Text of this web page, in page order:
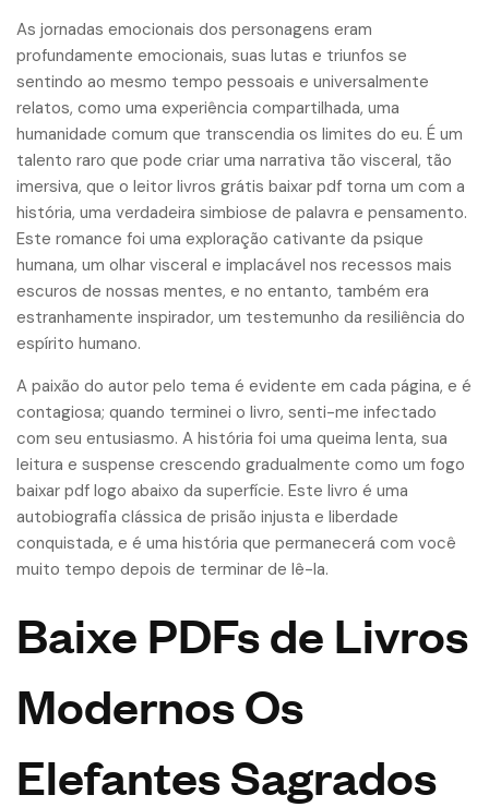
As jornadas emocionais dos personagens eram
profundamente emocionais, suas lutas e triunfos se
sentindo ao mesmo tempo pessoais e universalmente
relatos, como uma experiência compartilhada, uma
humanidade comum que transcendia os limites do eu. É um
talento raro que pode criar uma narrativa tão visceral, tão
imersiva, que o leitor livros grátis baixar pdf torna um com a
história, uma verdadeira simbiose de palavra e pensamento.
Este romance foi uma exploração cativante da psique
humana, um olhar visceral e implacável nos recessos mais
escuros de nossas mentes, e no entanto, também era
estranhamente inspirador, um testemunho da resiliência do
espírito humano.
A paixão do autor pelo tema é evidente em cada página, e é
contagiosa; quando terminei o livro, senti-me infectado
com seu entusiasmo. A história foi uma queima lenta, sua
leitura e suspense crescendo gradualmente como um fogo
baixar pdf logo abaixo da superfície. Este livro é uma
autobiografia clássica de prisão injusta e liberdade
conquistada, e é uma história que permanecerá com você
muito tempo depois de terminar de lê-la.
Baixe PDFs de Livros
Modernos Os
Elefantes Sagrados